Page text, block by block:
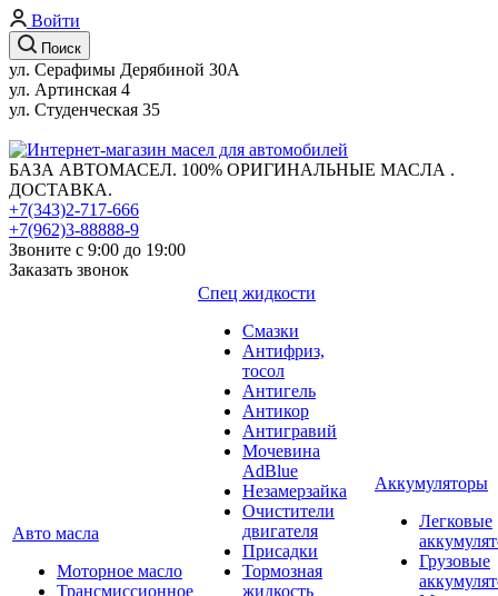
Войти
Поиск
ул. Серафимы Дерябиной 30А
ул. Артинская 4
ул. Студенческая 35
БАЗА АВТОМАСЕЛ. 100% ОРИГИНАЛЬНЫЕ МАСЛА .
ДОСТАВКА.
+7(343)2-717-666
+7(962)3-88888-9
Звоните с 9:00 до 19:00
Заказать звонок
Авто масла
Моторное масло
Трансмиссионное
Спец жидкости
Смазки
Антифриз,
тосол
Антигель
Антикор
Антигравий
Мочевина
AdBlue
Незамерзайка
Очистители
двигателя
Присадки
Тормозная
жидкость
Аккумуляторы
Легковые
Грузовые